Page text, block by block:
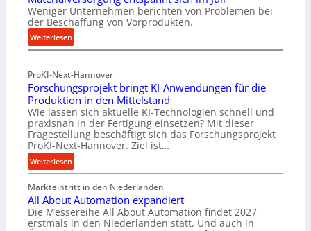
l
e
n
f
h
r
u
n
g
e
n
e
r
h
ö
h
Weniger Unternehmen berichten von Problemen bei
der Beschaffung von Vorprodukten.
Weiterlesen:
M
t
e
r
i
a
l
v
e
r
o
r
ProKI-Next-Hannover
Forschungsprojekt bringt KI-Anwendungen für die
Produktion in den Mittelstand
Wie lassen sich aktuelle KI-Technologien schnell und
praxisnah in der Fertigung einsetzen? Mit dieser
Fragestellung beschäftigt sich das Forschungsprojekt
ProKI-Next-Hannover. Ziel ist…
Weiterlesen:
F
o
r
s
c
Markteintritt in den Niederlanden
All About Automation expandiert
Die Messereihe All About Automation findet 2027
erstmals in den Niederlanden statt. Und auch in